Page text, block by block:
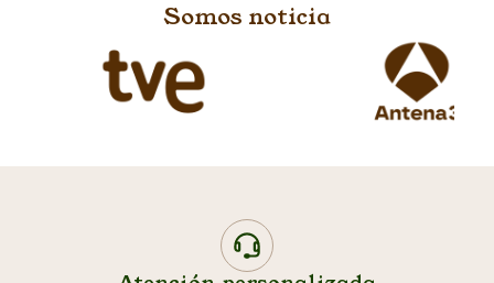
Somos noticia